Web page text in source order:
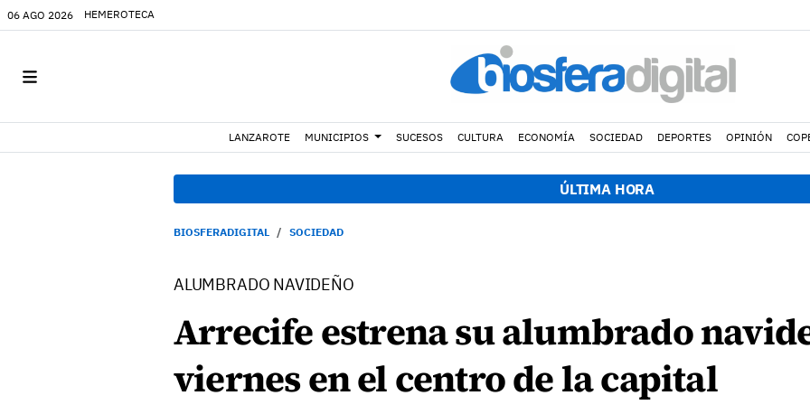
06 AGO 2026 HEMEROTECA
LANZAROTE MUNICIPIOS SUCESOS CULTURA ECONOMÍA SOCIEDAD DEPORTES OPINIÓN
ÚLTIMA HORA
BIOSFERADIGITAL SOCIEDAD
ALUMBRADO NAVIDEÑO
Arrecife estrena su alumbrado
viernes en el centro de la capital